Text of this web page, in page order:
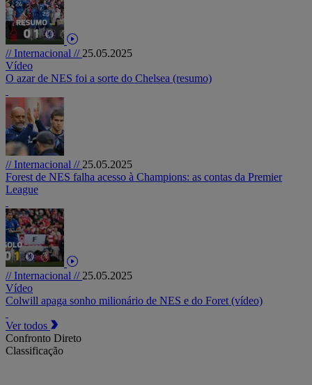
// Internacional // 25.05.2025
Vídeo
O azar de NES foi a sorte do Chelsea (resumo)
// Internacional // 25.05.2025
Forest de NES falha acesso à Champions: as contas da Premier
League
// Internacional // 25.05.2025
Vídeo
Colwill apaga sonho milionário de NES e do Foret (vídeo)
Ver todos
Confronto Direto
Classificação